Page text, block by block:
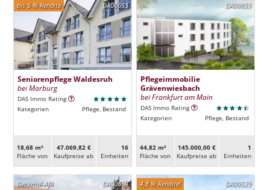
DA00653
bis 5 % Rendite
Seniorenpflege Waldesruh
bei Marburg
DAS Immo Rating
Kategorien
Pflege, Bestand
18,68 m²
Fläche von
47.069,82 €
Kaufpreise ab
16
Ein­heiten
DA00655
Pflegeimmobilie
Grävenwiesbach
bei Frankfurt am Main
DAS Immo Rating
Kategorien
Pflege, Bestand
44,82 m²
Fläche von
145.000,00 €
Kaufpreise ab
1
Ein­heiten
DA00654
Denkmal-AfA DA00529
4,8 % Rendite!